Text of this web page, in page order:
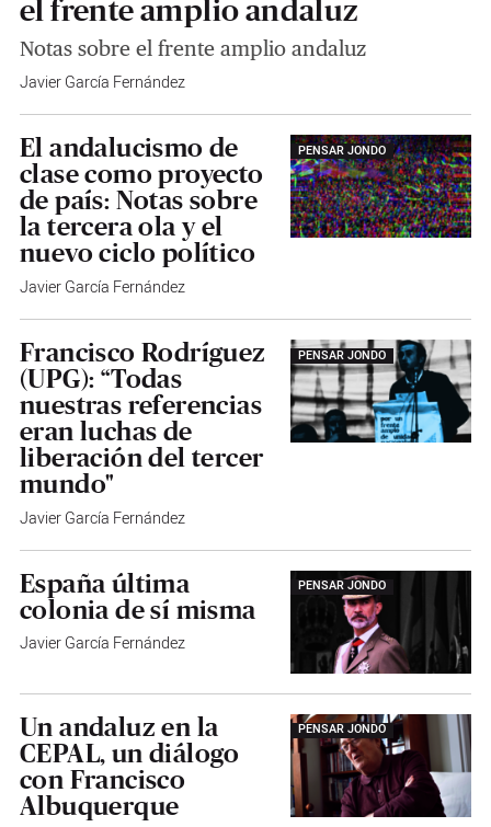
el frente amplio andaluz
Notas sobre el frente amplio andaluz
Javier García Fernández
PENSAR JONDO
El andalucismo de
clase como proyecto
de país: Notas sobre
la tercera ola y el
nuevo ciclo político
Javier García Fernández
PENSAR JONDO
Francisco Rodríguez
(UPG): “Todas
nuestras referencias
eran luchas de
liberación del tercer
mundo"
Javier García Fernández
PENSAR JONDO
España última
colonia de sí misma
Javier García Fernández
PENSAR JONDO
Un andaluz en la
CEPAL, un diálogo
con Francisco
Albuquerque